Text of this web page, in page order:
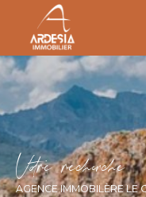
Vore recece
AGENCE IMMOBILÈRE LE